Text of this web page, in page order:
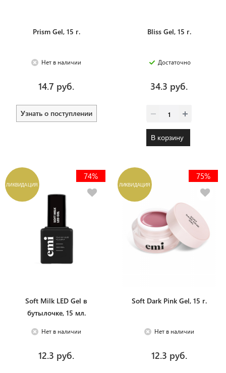
Prism Gel, 15 г.
Нет в наличии
14.7 руб.
Узнать о поступлении
Bliss Gel, 15 г.
Достаточно
34.3 руб.
В корзину
ЛИКВИДАЦИЯ
74%
Soft Milk LED Gel в
бутылочке, 15 мл.
Нет в наличии
12.3 руб.
ЛИКВИДАЦИЯ
75%
Soft Dark Pink Gel, 15 г.
Нет в наличии
12.3 руб.